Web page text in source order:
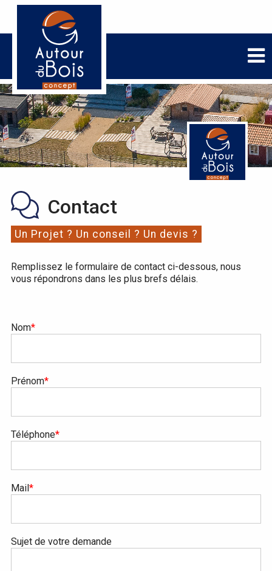
Contact
Un Projet ? Un conseil ? Un devis ?
Remplissez le formulaire de contact ci-dessous, nous
vous répondrons dans les plus brefs délais.
Nom*
Prénom*
Téléphone*
Mail*
Sujet de votre demande